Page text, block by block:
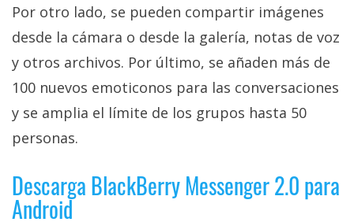
Por otro lado, se pueden compartir imágenes
desde la cámara o desde la galería, notas de voz
y otros archivos. Por último, se añaden más de
100 nuevos emoticonos para las conversaciones
y se amplia el límite de los grupos hasta 50
personas.
Descarga BlackBerry Messenger 2.0 para
Android